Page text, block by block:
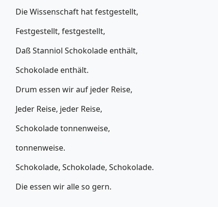
Die Wissenschaft hat festgestellt,
Festgestellt, festgestellt,
Daß Stanniol Schokolade enthält,
Schokolade enthält.
Drum essen wir auf jeder Reise,
Jeder Reise, jeder Reise,
Schokolade tonnenweise,
tonnenweise.
Schokolade, Schokolade, Schokolade.
Die essen wir alle so gern.